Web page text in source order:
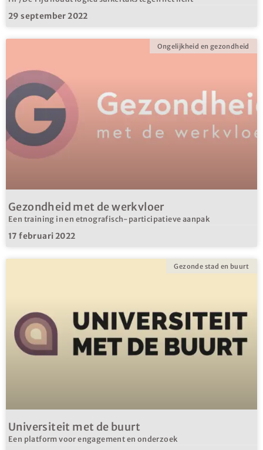
29 september 2022
Ongelijkheid en gezondheid
Gezondheid met de werkvloer
Een training in en etnografisch-participatieve aanpak
17 februari 2022
Gezonde stad en buurt
Universiteit met de buurt
Een platform voor engagement en onderzoek